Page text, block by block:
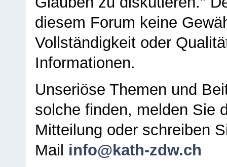
diesem Forum keine
Vollständigkeit oder
Informationen.
Unseriöse Themen und
solche finden, melden Sie
Mitteilung oder schreiben
Mail info@kath-zdw.ch